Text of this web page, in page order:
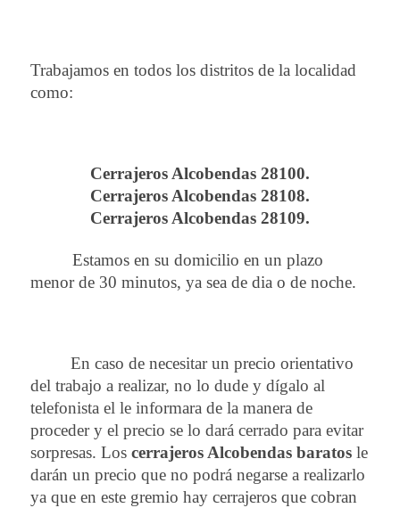
Trabajamos en todos los distritos de la localidad
como:
Cerrajeros Alcobendas 28100.
Cerrajeros Alcobendas 28108.
Cerrajeros Alcobendas 28109.
Estamos en su domicilio en un plazo
menor de 30 minutos, ya sea de dia o de noche.
En caso de necesitar un precio orientativo
del trabajo a realizar, no lo dude y dígalo al
telefonista el le informara de la manera de
proceder y el precio se lo dará cerrado para evitar
sorpresas. Los cerrajeros Alcobendas baratos le
darán un precio que no podrá negarse a realizarlo
ya que en este gremio hay cerrajeros que cobran